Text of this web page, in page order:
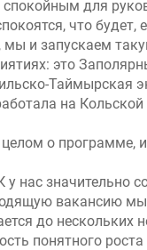
для
что будет,
мы и запускаем
это
Таймырская
на
о программе,
нас значительно
вакансию
до нескольких
понятного